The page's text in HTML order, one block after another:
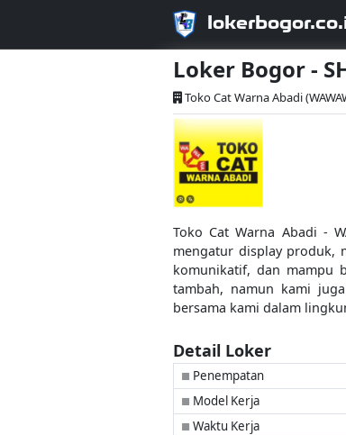
Loker Bogor -
Toko Cat Warna Abadi
Toko Cat Warna Abadi -
mengatur display produk,
komunikatif, dan mampu
tambah, namun kami
bersama kami dalam
Detail Loker
■ Penempatan
■ Model Kerja
■ Waktu Kerja